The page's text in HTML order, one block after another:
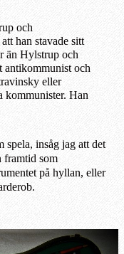
och
han stavade sitt
än Hylstrup och
antikommunist och
eller
kommunister. Han
spela, insåg jag att det
framtid som
på hyllan, eller